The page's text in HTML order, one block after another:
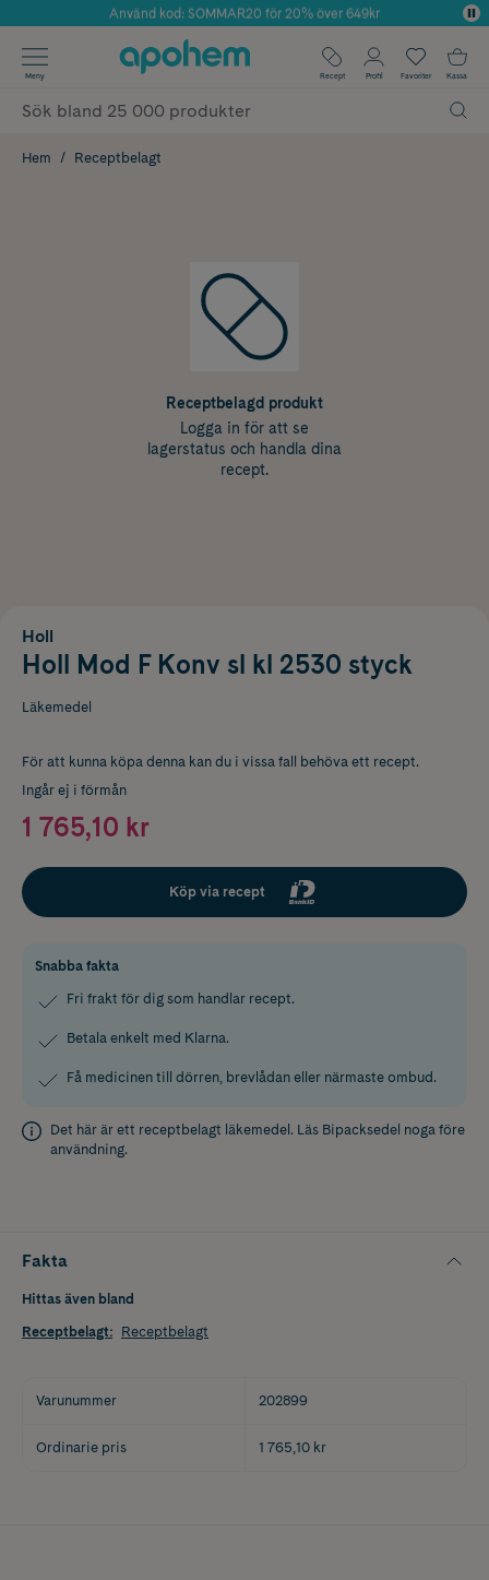
Årets Butik 2025 inom Skönhet
Använd kod: SOMMAR20 för 20% över 649kr
✓ Fri frakt
✓ Poäng på alla köp*
Meny Recept Profil Favoriter Kassa
Hem Receptbelagt
Receptbelagd produkt
Logga in för att se
lagerstatus och handla dina
recept.
Holl
Holl Mod F Konv sl kl 2530 styck
Läkemedel
För att kunna köpa denna kan du i vissa fall behöva ett recept.
Ingår ej i förmån
1 765,10 kr
Köp via recept
Snabba fakta
Fri frakt för dig som handlar recept.
Betala enkelt med Klarna.
Få medicinen till dörren, brevlådan eller närmaste ombud.
Det här är ett receptbelagt läkemedel. Läs Bipacksedel noga före
användning.
Fakta
Hittas även bland
Receptbelagt: Receptbelagt
Varunummer 202899
Ordinarie pris 1 765,10 kr